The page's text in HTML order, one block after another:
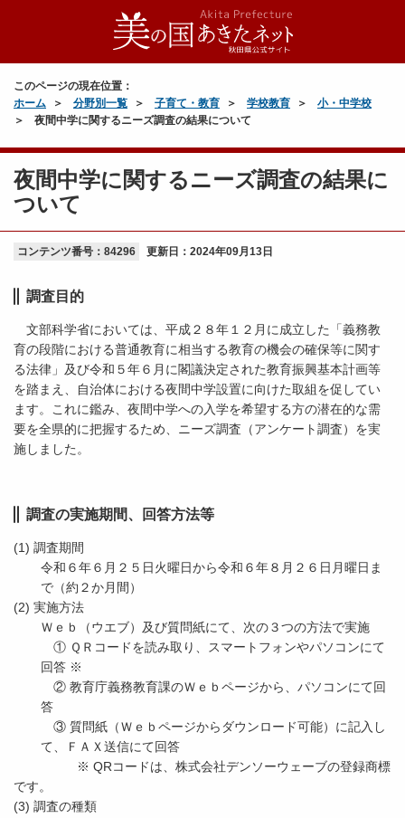
このページの現在位置：
ホーム
分野別一覧 子育て・教育 学校教育
小・中学校
夜間中学に関するニーズ調査の結果について
夜間中学に関するニーズ調査の結果に
ついて
コンテンツ番号：84296 更新日： 2024年09月13日
調査目的
文部科学省においては、平成２８年１２月に成立した「義務教
育の段階における普通教育に相当する教育の機会の確保等に関す
る法律」及び令和５年６月に閣議決定された教育振興基本計画等
を踏まえ、自治体における夜間中学設置に向けた取組を促してい
ます。これに鑑み、夜間中学への入学を希望する方の潜在的な需
要を全県的に把握するため、ニーズ調査（アンケート調査）を実
施しました。
調査の実施期間、回答方法等
(1) 調査期間
令和６年６月２５日火曜日から令和６年８月２６日月曜日ま
で（約２か月間）
(2) 実施方法
Ｗｅｂ（ウエブ）及び質問紙にて、次の３つの方法で実施
① ＱＲコードを読み取り、スマートフォンやパソコンにて
回答 ※
② 教育庁義務教育課のＷｅｂページから、パソコンにて回
答
③ 質問紙（Ｗｅｂページからダウンロード可能）に記入し
て、ＦＡＸ送信にて回答
※ QRコードは、株式会社デンソーウェーブの登録商標
です。
(3) 調査の種類